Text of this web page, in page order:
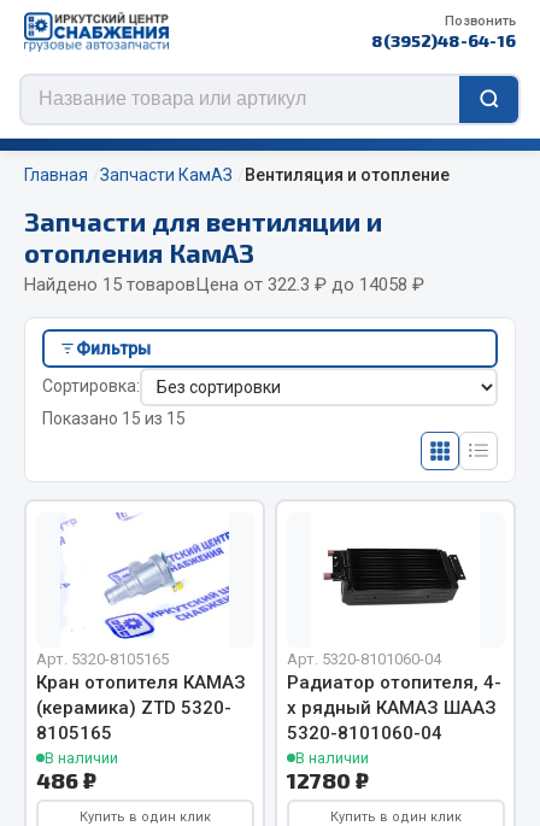
Позвонить
8(3952)48-64-16
Цепи противоскольжения
ЦЕПИ РОССИЯ
ЦЕПИ BOHU (Китай)
Изготовление цепей на колеса BOHU
QITONG
Отопители салона, подогреватели
Автономные воздушные отопители
Жидкостные подогреватели
Отопители салона
Подогреватели тосола
Весь раздел
Главная Запчасти КамАЗ Вентиляция и отопление
Запчасти для вентиляции и
отопления КамАЗ
Найдено 15 товаровЦена от 322.3 ₽ до 14058 ₽
Фильтры
Сортировка:
Показано 15 из 15
Арт. 5320-8105165
Кран отопителя КАМАЗ
(керамика) ZTD 5320-
8105165
В наличии
486 ₽
Купить в один клик
Арт. 5320-8101060-04
Радиатор отопителя, 4-
х рядный КАМАЗ ШААЗ
5320-8101060-04
В наличии
12780 ₽
Купить в один клик